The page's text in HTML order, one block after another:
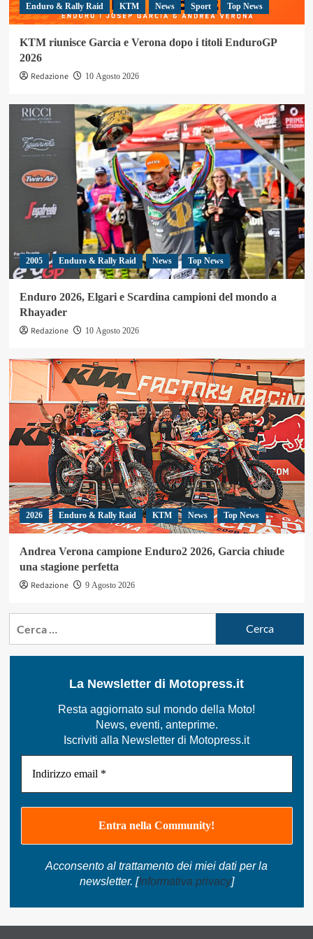
Enduro & Rally Raid KTM News Sport Top News
KTM riunisce Garcia e Verona dopo i titoli EnduroGP
2026
Redazione
10 Agosto 2026
2005 Enduro & Rally Raid News Top News
Enduro 2026, Elgari e Scardina campioni del mondo a
Rhayader
Redazione
10 Agosto 2026
2026 Enduro & Rally Raid KTM News Top News
Andrea Verona campione Enduro2 2026, Garcia chiude
una stagione perfetta
Redazione
9 Agosto 2026
La Newsletter di Motopress.it
Resta aggiornato sul mondo della Moto!
News, eventi, anteprime.
Iscriviti alla Newsletter di Motopress.it
Acconsento al trattamento dei miei dati per la
newsletter. [Informativa privacy]